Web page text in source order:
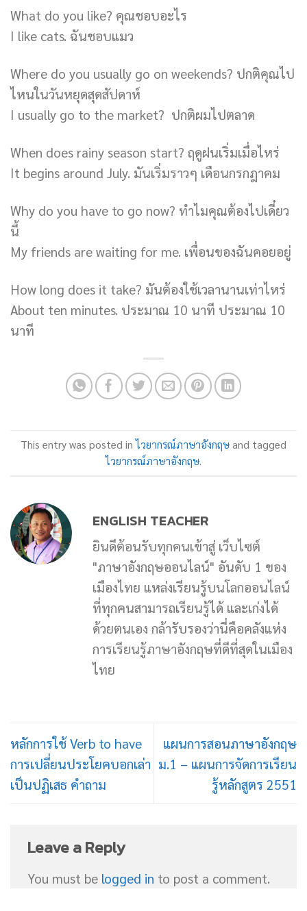
What do you like? คุณชอบอะไร
I like cats. ฉันชอบแมว
Where do you usually go on weekends? ปกติคุณไป
ไหนในวันหยุดสุดสัปดาห์
I usually go to the market? ปกติผมไปตลาด
When does rainy season start? ฤดูฝนเริ่มเมื่อไหร่
It begins around July. มันเริ่มราวๆ เดือนกรกฎาคม
Why do you have to go now? ทำไมคุณต้องไปเดี๋ยว
นี้
My friends are waiting for me. เพื่อนของฉันคอยอยู่
How long does it take? มันต้องใช้เวลานานเท่าไหร่
About ten minutes. ประมาณ 10 นาที ประมาณ 10
นาที
This entry was posted inไวยากรณ์ภาษาอังกฤษand tagged
ไวยากรณ์ภาษาอังกฤษ.
ENGLISH TEACHER
ยินดีต้อนรับทุกคนเข้าสู่ เว็บไซต์
"ภาษาอังกฤษออนไลน์" อันดับ 1 ของ
เมืองไทย แหล่งเรียนรู้บนโลกออนไลน์
ที่ทุกคนสามารถเรียนรู้ได้ และเก่งได้
ด้วยตนเอง กล้ารับรองว่านี่คือคลังแห่ง
การเรียนรู้ภาษาอังกฤษที่ดีที่สุดในเมือง
ไทย
หลักการใช้ Verb to have
การเปลี่ยนประโยคบอกเล่า
เป็นปฏิเสธ คำถาม
แผนการสอนภาษาอังกฤษ
ม.1 – แผนการจัดการเรียน
รู้หลักสูตร 2551
Leave a Reply
You must be logged in to post a comment.